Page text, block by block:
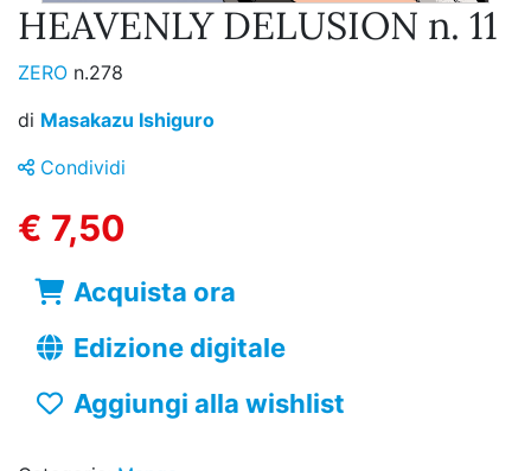
HEAVENLY DELUSION n. 11
ZERO n.278
di Masakazu Ishiguro
Condividi
€ 7,50
Acquista ora
Edizione digitale
Aggiungi alla wishlist